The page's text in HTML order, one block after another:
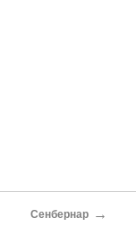
Сенбернар →